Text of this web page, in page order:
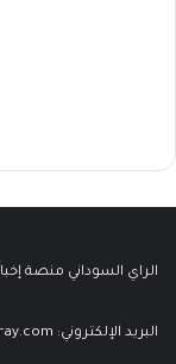
الراي السوداني منصة
البريد الإلكتروني: